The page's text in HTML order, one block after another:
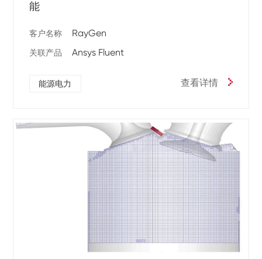
能
客户名称 RayGen
关联产品 Ansys Fluent
能源电力 查看详情